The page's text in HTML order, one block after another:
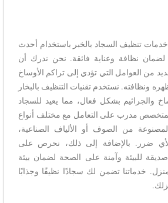
تنظيف السجاد بالخبر باستخدام أحدث
لضمان نظافة وعناية فائقة. نحن ندرك أن
من العوامل التي تؤدي إلى تراكم الأوساخ
ونظافته. نستخدم تقنيات التنظيف بالبخار
والجراثيم بشكل فعال، مما يعيد للسجاد
مدرب على التعامل مع مختلف أنواع
من الصوف أو الألياف الصناعية،
ضرر. بالإضافة إلى ذلك، نحرص على
للبيئة وآمنة على الصحة لضمان بيئة
خدماتنا تضمن لك سجادًا نظيفًا وجذابًا